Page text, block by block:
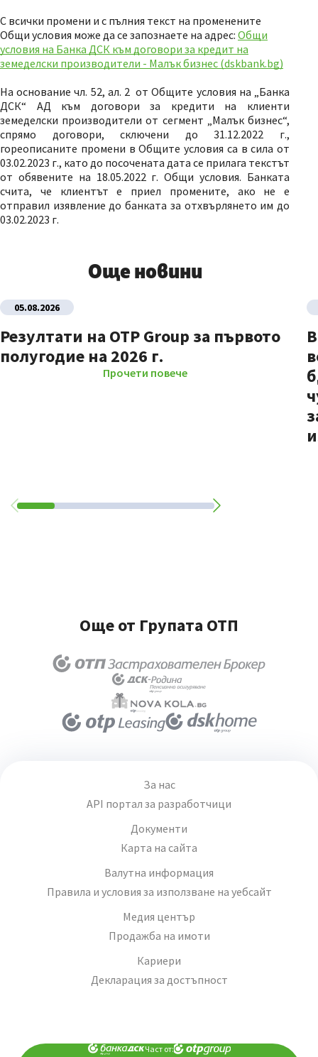
С всички промени и с пълния текст на променените
Общи условия може да се запознаете на адрес: Общи
условия на Банка ДСК към договори за кредит на
земеделски производители - Малък бизнес (dskbank.bg)
На основание чл. 52, ал. 2 от Общите условия на „Банка
ДСК“ АД към договори за кредити на клиенти
земеделски производители от сегмент „Малък бизнес“,
спрямо договори, сключени до 31.12.2022 г.,
гореописаните промени в Общите условия са в сила от
03.02.2023 г., като до посочената дата се прилага текстът
от обявените на 18.05.2022 г. Общи условия. Банката
счита, че клиентът е приел промените, ако не е
отправил изявление до банката за отхвърлянето им до
03.02.2023 г.
Още новини
05.08.2026
Резултати на OTP Group за първото
полугодие на 2026 г.
Прочети повече
Още от Групата ОТП
За нас
API портал за разработчици
Документи
Карта на сайта
Валутна информация
Правила и условия за използване на уебсайт
Медия център
Продажба на имоти
Кариери
Декларация за достъпност
Част от: